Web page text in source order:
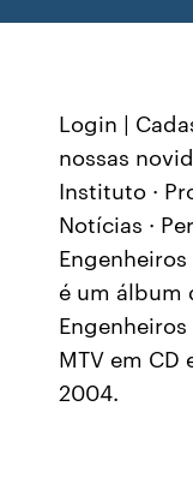
Login |
nossas
Instituto ·
Notícias ·
é um álbum
MTV em CD
2004.